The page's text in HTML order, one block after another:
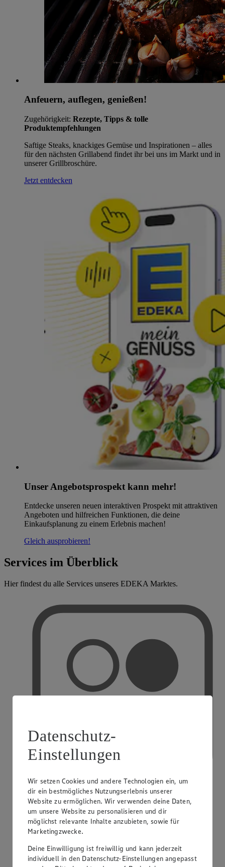
Anfeuern, auflegen, genießen!
Zugehörigkeit: Rezepte, Tipps & tolle
Produktempfehlungen
Saftige Steaks, knackiges Gemüse und Inspirationen – alles
für den nächsten Grillabend findet ihr bei uns im Markt und in
unserer Grillbroschüre.
Jetzt entdecken
Unser Angebotsprospekt kann mehr!
Entdecke unseren neuen interaktiven Prospekt mit attraktiven
Angeboten und hilfreichen Funktionen, die deine
Einkaufsplanung zu einem Erlebnis machen!
Gleich ausprobieren!
Services im Überblick
Hier findest du alle Services unseres EDEKA Marktes.
PAYBACK
Datenschutz-
Einstellungen
Wir setzen Cookies und andere Technologien ein, um
dir ein bestmögliches Nutzungserlebnis unserer
Website zu ermöglichen. Wir verwenden deine Daten,
um unsere Website zu personalisieren und dir
möglichst relevante Inhalte anzubieten, sowie für
Marketingzwecke.
Deine Einwilligung ist freiwillig und kann jederzeit
individuell in den Datenschutz-Einstellungen angepasst